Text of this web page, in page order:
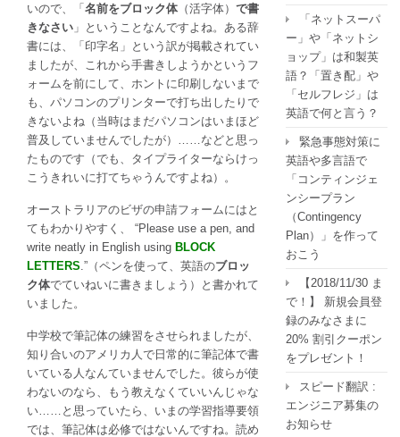
いので、「 名前をブロック体（活字体） で書
きなさい 」ということなんですよね。ある辞
書には、「印字名」という訳が掲載されてい
ましたが、これから手書きしようかというフ
ォームを前にして、ホントに印刷しないまで
も、パソコンのプリンターで打ち出したりで
きないよね（当時はまだパソコンはいまほど
普及していませんでしたが）……などと思っ
たものです（でも、タイプライターならけっ
こうきれいに打てちゃうんですよね）。
オーストラリアのビザの申請フォームにはと
てもわかりやすく、 “Please use a pen, and
write neatly in English using BLOCK
LETTERS .”（ペンを使って、英語のブロッ
ク体でていねいに書きましょう）と書かれて
いました。
中学校で筆記体の練習をさせられましたが、
知り合いのアメリカ人で日常的に筆記体で書
いている人なんていませんでした。彼らが使
わないのなら、もう教えなくていいんじゃな
い……と思っていたら、いまの学習指導要領
では、筆記体は必修ではないんですね。読め
「ネットスーパ
ー」や「ネットシ
ョップ」は和製英
語？「置き配」や
「セルフレジ」は
英語で何と言う？
緊急事態対策に
英語や多言語で
「コンティンジェ
ンシープラン
（Contingency
Plan）」を作って
おこう
【2018/11/30 ま
で！】 新規会員登
録のみなさまに
20% 割引クーポン
をプレゼント！
スピード翻訳 :
エンジニア募集の
お知らせ